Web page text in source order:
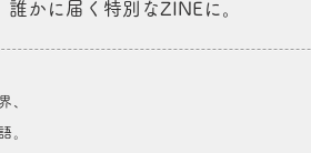
かに届く特別なZINEに。
、
。